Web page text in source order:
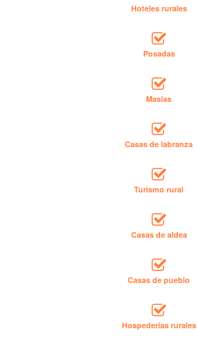
Hoteles rurales
Posadas
Masías
Casas de labranza
Turismo rural
Casas de aldea
Casas de pueblo
Hospederías rurales